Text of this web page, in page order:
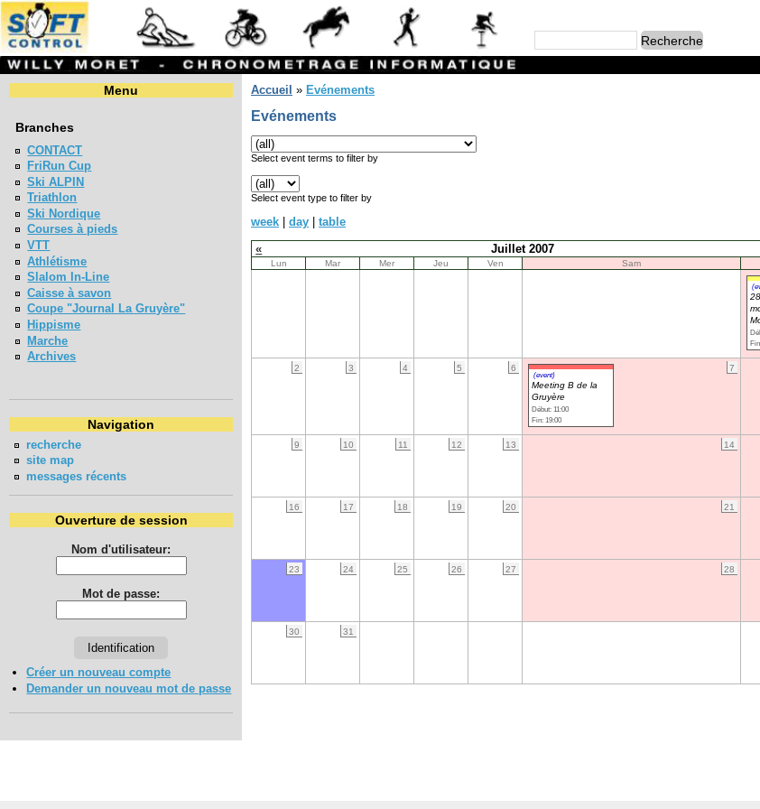
Menu
Branches
CONTACT
FriRun Cup
Ski ALPIN
Triathlon
Ski Nordique
Courses à pieds
VTT
Athlétisme
Slalom In-Line
Caisse à savon
Coupe "Journal La Gruyère"
Hippisme
Marche
Archives
Navigation
recherche
site map
messages récents
Ouverture de session
Nom d'utilisateur:
Mot de passe:
Créer un nouveau compte
Demander un nouveau mot de passe
Accueil » Evénements
Evénements
Select event terms to filter by
Select event type to filter by
week day
table
«
Juillet 2007
Lun Mar Mer Jeu Ven Sam
2 3 4 5 6 7
(event)
Meeting B de la
Gruyère
Début: 11:00
Fin: 19:00
9 10 11 12 13 14
16 17 18 19 20 21
23 24 25 26 27 28
30 31